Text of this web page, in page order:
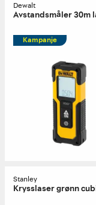
Dewalt
Avstandsmåler 30m
Kampanje
Stanley
Krysslaser grønn